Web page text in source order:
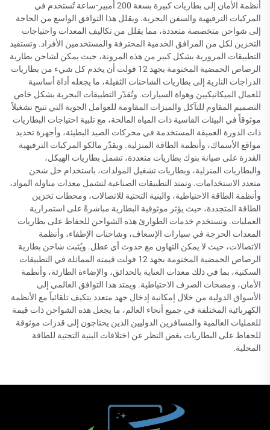
أنظمة الأمان إلى بطاريات كبيرة بسعة 200 أمبير-ساعة تُستخدم في
المركبات الترفيهية والسفن البحرية. ويقلل هذا التوافق الواسع من الحاجة
إلى شواحن متخصصة متعددة، مما يقلل من تكاليف المعدات واحتياجات
التخزين لكل من المرافق الخدمية المحترفة والمستخدمين الأفراد. وتستفيد
التطبيقات المرورية بشكل كبير من هذه المرونة، حيث يمكن لشاحن بطارية
الرصاص الحمضية المختومة بجهد 12 فولت أن يخدم كل شيء من بطاريات
الدراجات النارية إلى بطاريات الشاحنات الثقيلة، ما يجعله أداة أساسية
للعمال الميكانيكيين وهواة السيارات. وتُقدّر التطبيقات البحرية بشكل خاص
التصميم المقاوم للتآكل والميزات المقاومة للعوامل الجوية التي تتيح تشغيلاً
موثوقاً في البيئات القاسية ذات المياه المالحة، مع تلبية احتياجات البطاريات
ذات الدورة العميقة المستخدمة في محركات الصيد البطيئة، وأجهزة تحديد
مواقع الأسماك، وأنظمة الطاقة المنزلية. ويقدّر مالكو المركبات الترفيهية
القدرة على صيانة بنوك بطاريات متعددة، تشمل بطاريات الهيكل،
والبطاريات المنزلية، وبطاريات تشغيل المولدات، باستخدام حل شحن
متعدد الاستخدامات. وتمتد التطبيقات الصناعية لتشمل معدات مناولة المواد،
وأنظمة الطاقة الاحتياطية، والبنية التحتية للاتصالات، ومحطات تخزين
الطاقة المتجددة، حيث يؤثر موثوقية البطارية مباشرةً على استمرارية
العمليات. وتستخدم خدمات الطوارئ هذه الشواحن للحفاظ على بطاريات
المعدات الحرجة في سيارات الإسعاف، وشاحنات الإطفاء، وأنظمة
الاتصالات، حيث لا يمكن التهاون مع حدوث أي عطل. ويُثبت شاحن بطارية
الرصاص الحمضية المختومة بجهد 12 فولت قيمته المماثلة في التطبيقات
السكنية، بما في ذلك معدات العناية بالحدائق، والإضاءة الطارئة، وأنظمة
الأمان، ومضخات الصرف الاحتياطية. ويمتد هذا التوافق العالمي إلى
الأسواق الدولية من خلال إمكانية إدخال جهد متعدد يتكيف تلقائياً مع الأنظمة
الكهربائية المختلفة في جميع أنحاء العالم، ما يجعل هذه الشواحن ذات قيمة
للعمليات العالمية والمسافرين الدوليين الذين يحتاجون إلى قدرات موثوقة
للحفاظ على البطاريات بغض النظر عن اختلافات البنية التحتية للطاقة
المحلية.